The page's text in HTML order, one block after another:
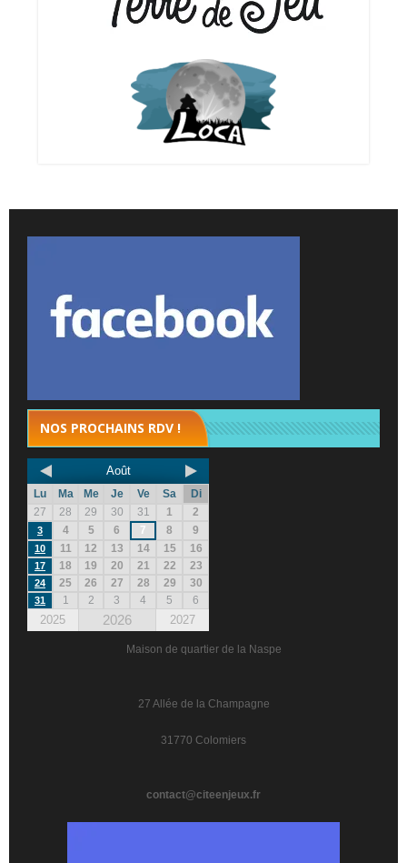
NOS PROCHAINS RDV !
Août
Lu Ma Me Je Ve Sa
Di
27
28 29 30 31 1 2
3 4 5 6 7 8 9
10 11 12 13 14 15 16
17 18 19 20 21 22 23
24 25 26 27 28 29 30
31 1 2 3 4 5 6
2025 2026 2027
Maison de quartier de la Naspe
27 Allée de la Champagne
31770 Colomiers
contact@citeenjeux.fr